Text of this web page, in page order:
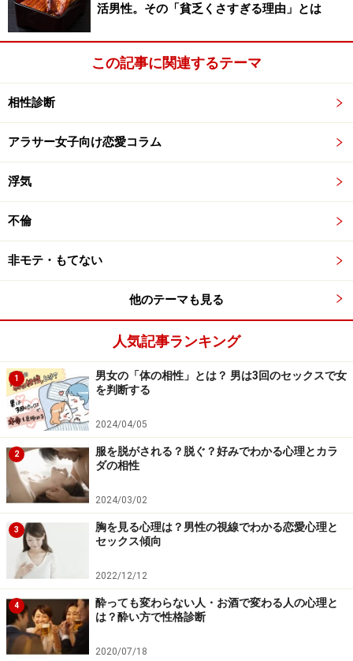
心は冷めるのだそう。恋愛対象内にいる女性も同じこ
と。「気があるのかもしれないけど、単なる気まぐれか
もしれない」と思わせるくらいが、男の狩猟本能を刺激
する。
める
ほとんどの男は、自分の価値観や世界観を認められた
女性に愛情を示す傾向にあるのだそう。
たしかに、これも基本的なこと。ビジネス書にも、相手
に受け入れられたかったら、まずは相手の話をよく聞く
こととあるけれど、聞き上手になって相手の話を聞きだ
よりも、好感をもたれた上で、自己アピールするほうが
何百倍も有効だからだ。聞き上手になって、彼のアイデ
ンティティがどこにあるのかを探ってみよう。
男の最大の味方になること
（4）相手の劣等感と過去の傷をさぐり、慎重に扱う
好きな男をがっちりとつかむには、彼の長所だけではな
く、ウィークポイントも知ることが必要だ。なかなか人
には見せられないものを知り、受け入れることができる
なら、彼の心の内側に入り込める可能性は高まる。
（5）中身を磨く
当たり前すぎることだけど、中身とは、英会話や生け花
活男性。その「貧乏くさすぎる理由」とは
この記事に関連するテーマ
相性診断
アラサー女子向け恋愛コラム
浮気
不倫
非モテ・もてない
他のテーマも見る
人気記事ランキング
1
男女の「体の相性」とは？ 男は3回のセックスで女
を判断する
2024/04/05
2
服を脱がされる？脱ぐ？好みでわかる心理とカラ
ダの相性
2024/03/02
3
胸を見る心理は？男性の視線でわかる恋愛心理と
セックス傾向
2022/12/12
4
酔っても変わらない人・お酒で変わる人の心理と
は？酔い方で性格診断
2020/07/18